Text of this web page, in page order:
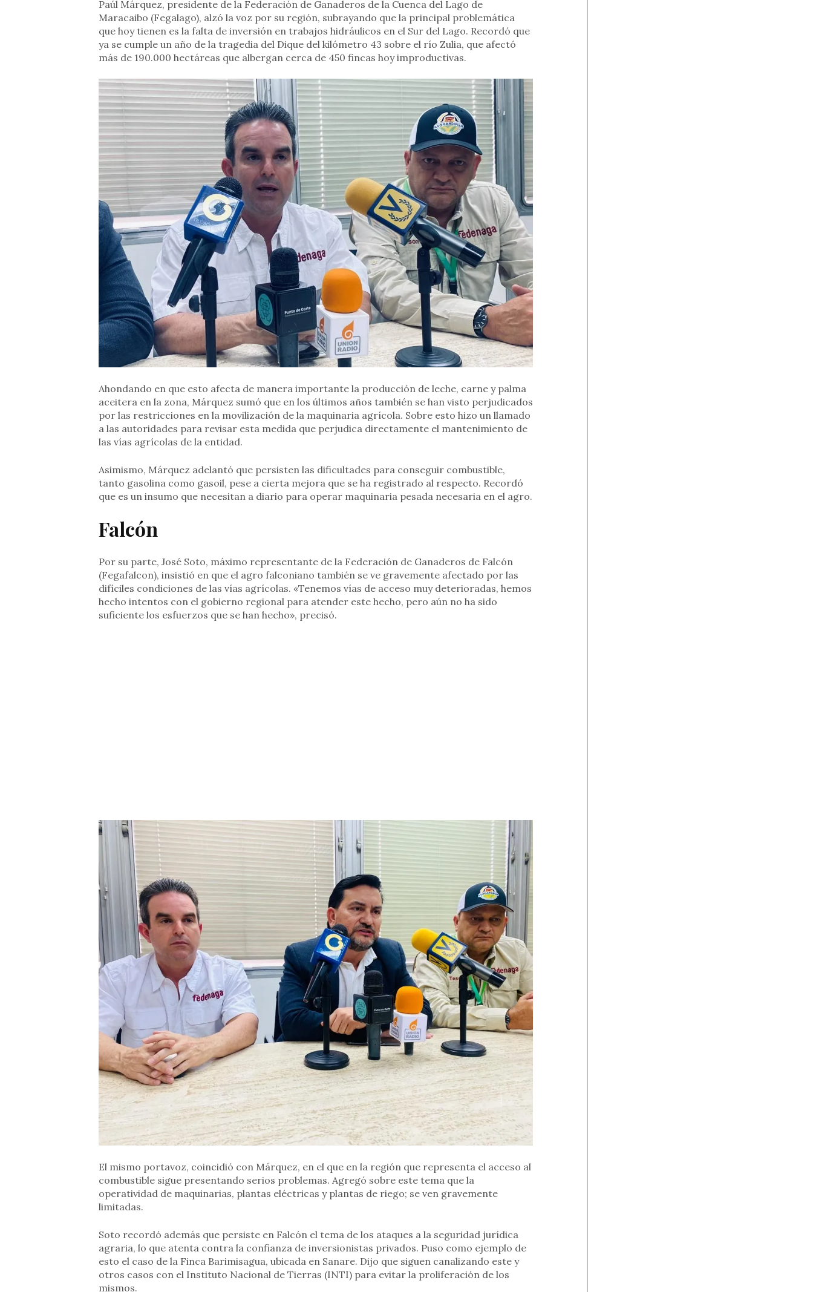
Paúl Márquez, presidente de la Federación de Ganaderos de la Cuenca del Lago de
Maracaibo (Fegalago), alzó la voz por su región, subrayando que la principal problemática
que hoy tienen es la falta de inversión en trabajos hidráulicos en el Sur del Lago. Recordó que
ya se cumple un año de la tragedia del Dique del kilómetro 43 sobre el río Zulia, que afectó
más de 190.000 hectáreas que albergan cerca de 450 fincas hoy improductivas.
Ahondando en que esto afecta de manera importante la producción de leche, carne y palma
aceitera en la zona, Márquez sumó que en los últimos años también se han visto perjudicados
por las restricciones en la movilización de la maquinaria agrícola. Sobre esto hizo un llamado
a las autoridades para revisar esta medida que perjudica directamente el mantenimiento de
las vías agrícolas de la entidad.
Asimismo, Márquez adelantó que persisten las dificultades para conseguir combustible,
tanto gasolina como gasoil, pese a cierta mejora que se ha registrado al respecto. Recordó
que es un insumo que necesitan a diario para operar maquinaria pesada necesaria en el agro.
Falcón
Por su parte, José Soto, máximo representante de la Federación de Ganaderos de Falcón
(Fegafalcon), insistió en que el agro falconiano también se ve gravemente afectado por las
difíciles condiciones de las vías agrícolas. «Tenemos vías de acceso muy deterioradas, hemos
hecho intentos con el gobierno regional para atender este hecho, pero aún no ha sido
suficiente los esfuerzos que se han hecho», precisó.
El mismo portavoz, coincidió con Márquez, en el que en la región que representa el acceso al
combustible sigue presentando serios problemas. Agregó sobre este tema que la
operatividad de maquinarias, plantas eléctricas y plantas de riego; se ven gravemente
limitadas.
Soto recordó además que persiste en Falcón el tema de los ataques a la seguridad jurídica
agraria, lo que atenta contra la confianza de inversionistas privados. Puso como ejemplo de
esto el caso de la Finca Barimisagua, ubicada en Sanare. Dijo que siguen canalizando este y
otros casos con el Instituto Nacional de Tierras (INTI) para evitar la proliferación de los
mismos.